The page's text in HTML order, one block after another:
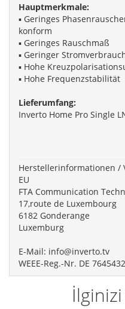
Hauptmerkmale:
▪ Geringes
konform
▪ Geringes Rauschmaß
▪ Geringer
▪ Hohe
▪ Hohe Frequenzstabilität
Lieferumfang:
Inverto Home Pro Single
Herstellerinformationen /
EU
FTA Communication
17,route de Luxembourg
6182 Gonderange
Luxemburg
E-Mail: info@inverto.tv
WEEE-Reg.-Nr. DE